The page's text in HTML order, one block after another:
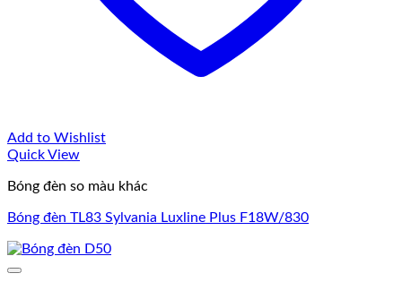
Add to Wishlist
Quick View
Bóng đèn so màu khác
Bóng đèn TL83 Sylvania Luxline Plus F18W/830